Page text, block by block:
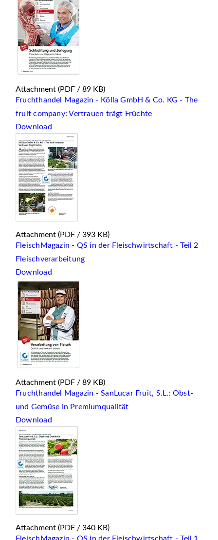
Attachment (PDF / 89 KB)
Fruchthandel Magazin - Kölla GmbH & Co. KG - The
fruit company: Vertrauen trägt Früchte
Download
Attachment (PDF / 393 KB)
FleischMagazin - QS in der Fleischwirtschaft - Teil 2
Fleischverarbeitung
Download
Attachment (PDF / 89 KB)
Fruchthandel Magazin - SanLucar Fruit, S.L.: Obst-
und Gemüse in Premiumqualität
Download
Attachment (PDF / 340 KB)